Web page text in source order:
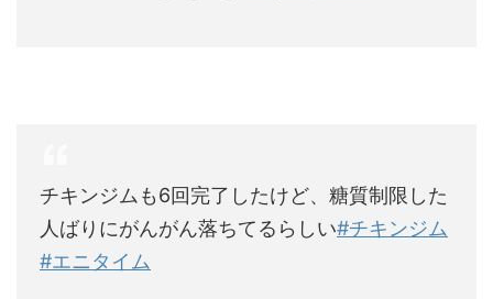
チキンジムも6回完了したけど、糖質制限した
人ばりにがんがん落ちてるらしい#チキンジム
#エニタイム